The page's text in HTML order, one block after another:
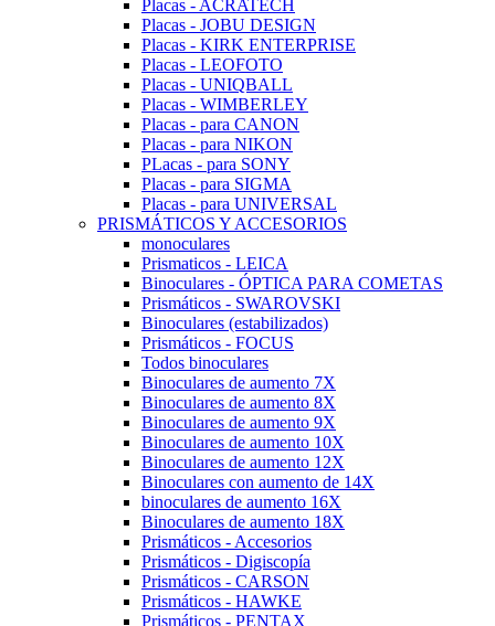
Placas - ACRATECH
Placas - JOBU DESIGN
Placas - KIRK ENTERPRISE
Placas - LEOFOTO
Placas - UNIQBALL
Placas - WIMBERLEY
Placas - para CANON
Placas - para NIKON
PLacas - para SONY
Placas - para SIGMA
Placas - para UNIVERSAL
PRISMÁTICOS Y ACCESORIOS
monoculares
Prismaticos - LEICA
Binoculares - ÓPTICA PARA COMETAS
Prismáticos - SWAROVSKI
Binoculares (estabilizados)
Prismáticos - FOCUS
Todos binoculares
Binoculares de aumento 7X
Binoculares de aumento 8X
Binoculares de aumento 9X
Binoculares de aumento 10X
Binoculares de aumento 12X
Binoculares con aumento de 14X
binoculares de aumento 16X
Binoculares de aumento 18X
Prismáticos - Accesorios
Prismáticos - Digiscopía
Prismáticos - CARSON
Prismáticos - HAWKE
Prismáticos - PENTAX